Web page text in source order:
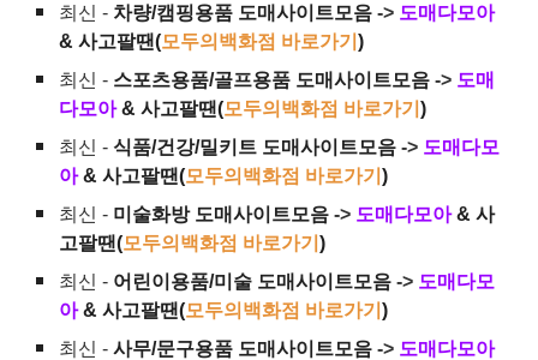
최신 - 차량/캠핑용품 도매사이트모음 -> 도매다모아
& 사고팔땐(모두의백화점 바로가기)
최신 - 스포츠용품/골프용품 도매사이트모음 -> 도매
다모아 & 사고팔땐(모두의백화점 바로가기)
최신 - 식품/건강/밀키트 도매사이트모음 -> 도매다모
아 & 사고팔땐(모두의백화점 바로가기)
최신 - 미술화방 도매사이트모음 -> 도매다모아 & 사
고팔땐(모두의백화점 바로가기)
최신 - 어린이용품/미술 도매사이트모음 -> 도매다모
아 & 사고팔땐(모두의백화점 바로가기)
최신 -사무/문구용품 도매사이트모음 -> 도매다모아